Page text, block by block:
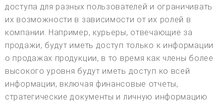
доступа для разных пользователей и ограничивать
их возможности в зависимости от их ролей в
компании. Например, курьеры, отвечающие за
продажи, будут иметь доступ только к информации
о продажах продукции, в то время как члены более
высокого уровня будут иметь доступ ко всей
информации, включая финансовые отчеты,
стратегические документы и личную информацию